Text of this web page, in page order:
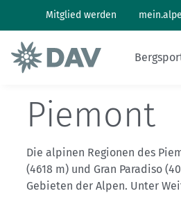
Mitglied werden
Wandern: So geht's
Klettern: So geht's
Klettersteig: So
Wandern und
Skitouren
Tourenplanung
Hüttenbesuch
Arbeiten auf Hütten
Klimaschutz in den
Klimawandel in den
Pflanzen und Tiere
Naturschutz
Alpines Museum
Geschichte
Aktuelles Heft
Archiv
Geschichten von
Bergwetter
Bergbericht
Lawinenlagebericht
Piemont
Die alpinen Regionen des
(4618 m) und Gran Paradiso
Gebieten der Alpen. Unter